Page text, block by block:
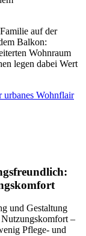
auf der
Balkon:
Wohnraum
legen dabei Wert
und Gestaltung
Nutzungskomfort –
Pflege- und